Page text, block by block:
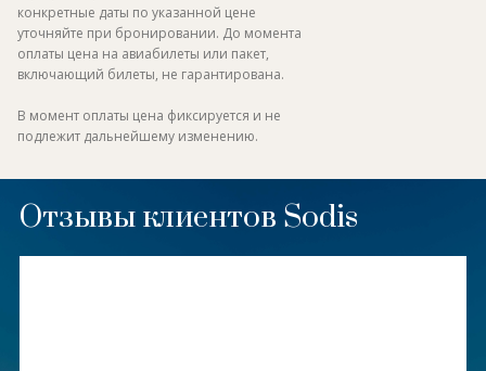
конкретные даты по указанной цене
уточняйте при бронировании. До момента
оплаты цена на авиабилеты или пакет,
включающий билеты, не гарантирована.
В момент оплаты цена фиксируется и не
подлежит дальнейшему изменению.
Отзывы клиентов Sodis